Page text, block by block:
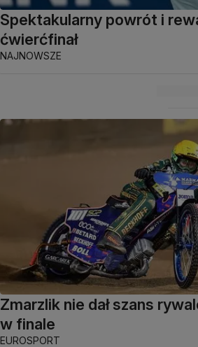
Spektakularny powrót i
ćwierćfinał
NAJNOWSZE
Zmarzlik nie dał szans
w finale
EUROSPORT